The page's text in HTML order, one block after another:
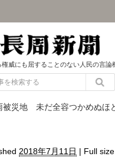
権威にも屈することのない人民の言論
被災地 未だ全容つかめぬほ
2018年7月11日 | Full